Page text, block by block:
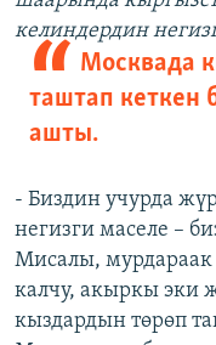
келиндердин
Москвада
таштап кеткен
ашты.
- Биздин учурда
негизги маселе –
Мисалы,
калчу, акыркы эки
кыздардын төрөп